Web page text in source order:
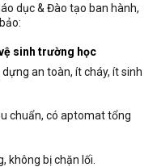
dục & Đào tạo ban hành,
sinh trường học
an toàn, ít cháy, ít sinh
chuẩn, có aptomat tổng
không bị chặn lối.